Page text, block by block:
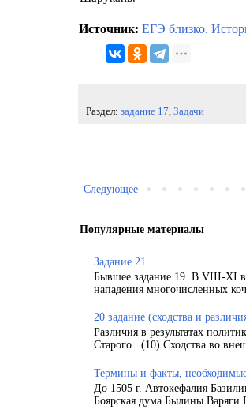
Источник: ЕГЭ близко.
Раздел: задание 17, Задачи
Следующее
Популярные материалы
Задание 21
Бывшее задание 19. В VIII-XI
нападения многочисленных
20 задание (сходства и
Различия в результатах
Старого. (10) Сходства во
Термины и факты,
До 1505 г. Автокефалия
Боярская дума Былины Варяги